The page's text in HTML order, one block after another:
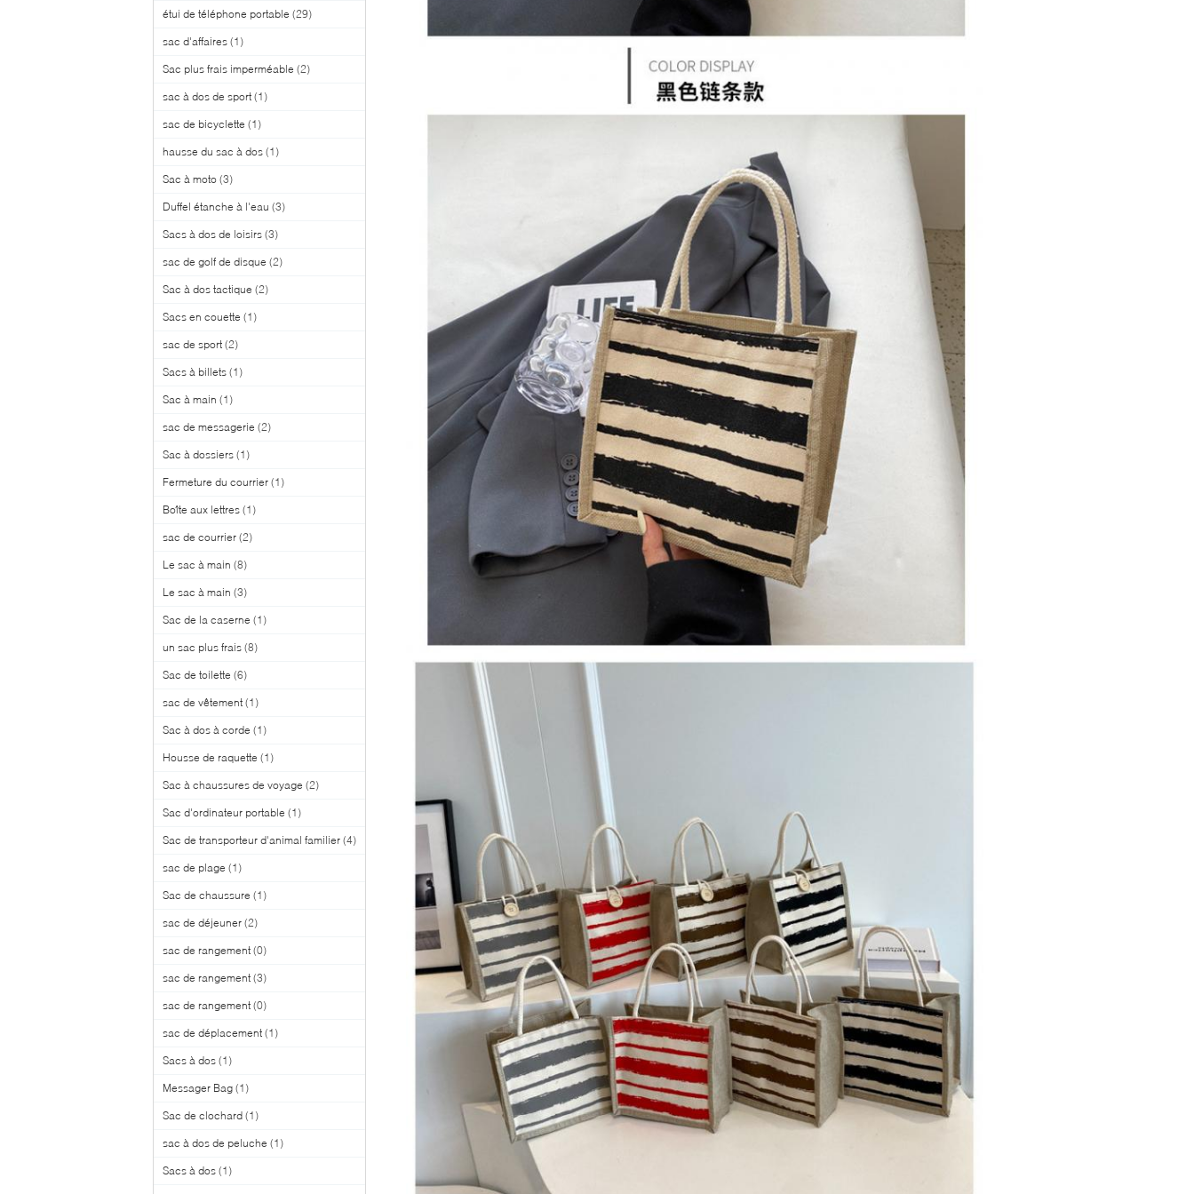
étui de téléphone portable (29)
sac d'affaires (1)
Sac plus frais imperméable (2)
sac à dos de sport (1)
sac de bicyclette (1)
hausse du sac à dos (1)
Sac à moto (3)
Duffel étanche à l'eau (3)
Sacs à dos de loisirs (3)
sac de golf de disque (2)
Sac à dos tactique (2)
Sacs en couette (1)
sac de sport (2)
Sacs à billets (1)
Sac à main (1)
sac de messagerie (2)
Sac à dossiers (1)
Fermeture du courrier (1)
Boîte aux lettres (1)
sac de courrier (2)
Le sac à main (8)
Le sac à main (3)
Sac de la caserne (1)
un sac plus frais (8)
Sac de toilette (6)
sac de vêtement (1)
Sac à dos à corde (1)
Housse de raquette (1)
Sac à chaussures de voyage (2)
Sac d'ordinateur portable (1)
Sac de transporteur d'animal familier (4)
sac de plage (1)
Sac de chaussure (1)
sac de déjeuner (2)
sac de rangement (0)
sac de rangement (3)
sac de rangement (0)
sac de déplacement (1)
Sacs à dos (1)
Messager Bag (1)
Sac de clochard (1)
sac à dos de peluche (1)
Sacs à dos (1)